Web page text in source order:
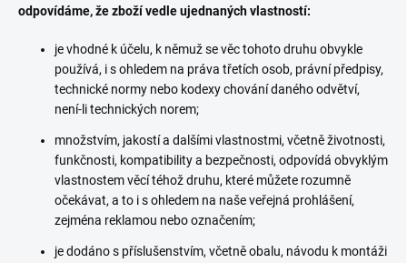
odpovídáme, že zboží vedle ujednaných vlastností:
je vhodné k účelu, k němuž se věc tohoto druhu obvykle
používá, i s ohledem na práva třetích osob, právní předpisy,
technické normy nebo kodexy chování daného odvětví,
není-li technických norem;
množstvím, jakostí a dalšími vlastnostmi, včetně životnosti,
funkčnosti, kompatibility a bezpečnosti, odpovídá obvyklým
vlastnostem věcí téhož druhu, které můžete rozumně
očekávat, a to i s ohledem na naše veřejná prohlášení,
zejména reklamou nebo označením;
je dodáno s příslušenstvím, včetně obalu, návodu k montáži